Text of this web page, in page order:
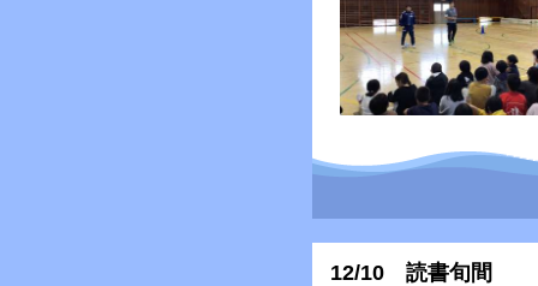
12/10 読書旬間